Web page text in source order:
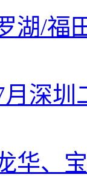
湖/福
深
华、